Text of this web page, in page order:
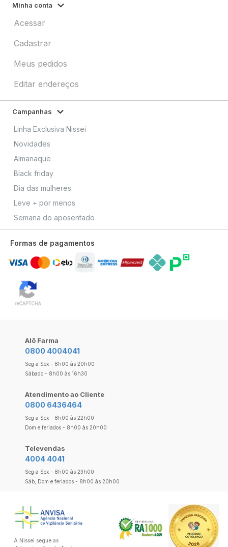
Minha conta
Acessar
Cadastrar
Meus pedidos
Editar endereços
Campanhas
Linha Exclusiva Nissei
Novidades
Almanaque
Black friday
Dia das mulheres
Leve + por menos
Semana do aposentado
Formas de pagamentos
Alô Farma
0800 4004041
Seg a Sex - 8h00 às 20h00
Sábado - 8h00 às 16h30
Atendimento ao Cliente
0800 6436464
Seg a Sex - 8h00 às 22h00
Dom e feriados - 8h00 às 20h00
Televendas
4004 4041
Seg a Sex - 8h00 às 23h00
Sáb, Dom e feriados - 8h00 às 20h00
A Nissei segue as